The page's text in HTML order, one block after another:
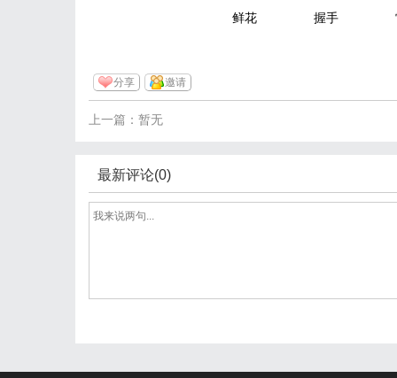
鲜花 握手
分享 邀请
上一篇：暂无
最新评论(0)